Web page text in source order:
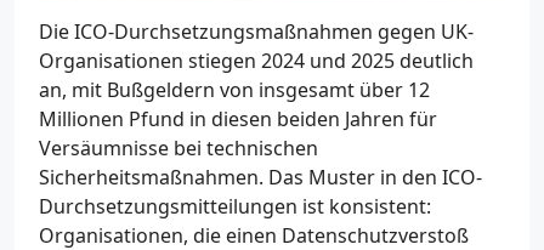
Die ICO-Durchsetzungsmaßnahmen gegen UK-
Organisationen stiegen 2024 und 2025 deutlich
an, mit Bußgeldern von insgesamt über 12
Millionen Pfund in diesen beiden Jahren für
Versäumnisse bei technischen
Sicherheitsmaßnahmen. Das Muster in den ICO-
Durchsetzungsmitteilungen ist konsistent:
Organisationen, die einen Datenschutzverstoß